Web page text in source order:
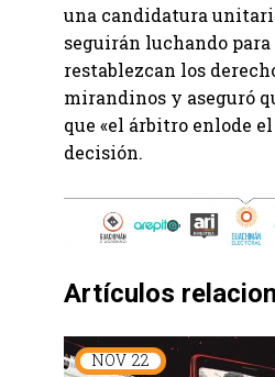
una candidatura
seguirán luchando para
restablezcan los
mirandinos y aseguró
que «el árbitro enlode el
decisión.
Artículos
NOV 22